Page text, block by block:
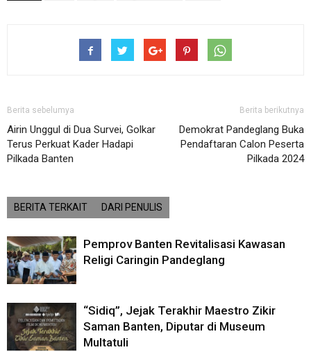
Berita sebelumya
Airin Unggul di Dua Survei, Golkar
Terus Perkuat Kader Hadapi
Pilkada Banten
Berita berikutnya
Demokrat Pandeglang Buka
Pendaftaran Calon Peserta
Pilkada 2024
BERITA TERKAIT DARI PENULIS
Pemprov Banten Revitalisasi Kawasan
Religi Caringin Pandeglang
“Sidiq”, Jejak Terakhir Maestro Zikir
Saman Banten, Diputar di Museum
Multatuli